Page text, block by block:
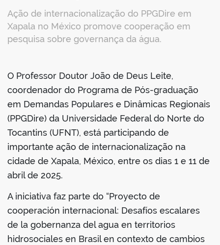
Ação de internacionalização do PPGDire em
Xapala no México promove cooperação em
pesquisa sobre governança da água.
O Professor Doutor João de Deus Leite,
coordenador do Programa de Pós-graduação
em Demandas Populares e Dinâmicas Regionais
(PPGDire) da Universidade Federal do Norte do
Tocantins (UFNT), está participando de
importante ação de internacionalização na
cidade de Xapala, México, entre os dias 1 e 11 de
abril de 2025.
A iniciativa faz parte do “Proyecto de
cooperación internacional: Desafíos escalares
de la gobernanza del agua en territorios
hidrosociales en Brasil en contexto de cambios